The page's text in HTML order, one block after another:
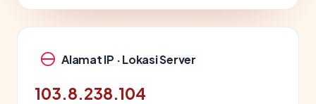
Alamat IP · Lokasi Server
103.8.238.104